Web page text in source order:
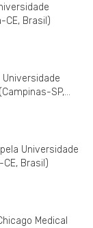
CE, Brasil)
Universidade
SP,
pela Universidade
Brasil)
Medical